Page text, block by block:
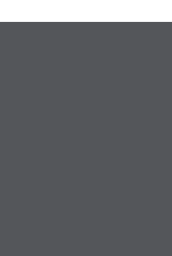
style-